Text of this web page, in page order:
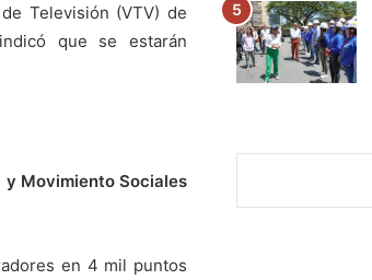
Televisión (VTV) de
que se estarán
y Movimiento Sociales
en 4 mil puntos